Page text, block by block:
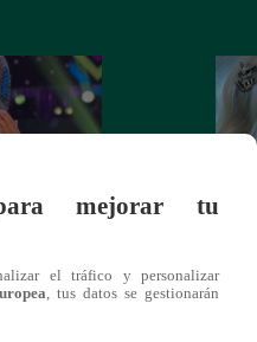
consagró
mejorar tu
el tráfico y personalizar
, tus datos se gestionarán